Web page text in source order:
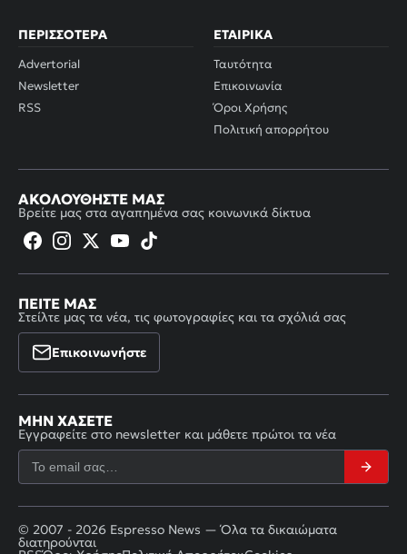
ΠΕΡΙΣΣΌΤΕΡΑ
Advertorial
Newsletter
RSS
ΕΤΑΙΡΙΚΆ
Ταυτότητα
Επικοινωνία
Όροι Χρήσης
Πολιτική απορρήτου
ΑΚΟΛΟΥΘΉΣΤΕ ΜΑΣ
Βρείτε μας στα αγαπημένα σας κοινωνικά δίκτυα
ΠΕΊΤΕ ΜΑΣ
Στείλτε μας τα νέα, τις φωτογραφίες και τα σχόλιά σας
Επικοινωνήστε
ΜΗΝ ΧΆΣΕΤΕ
Εγγραφείτε στο newsletter και μάθετε πρώτοι τα νέα
© 2007 - 2026 Espresso News — Όλα τα δικαιώματα
διατηρούνται